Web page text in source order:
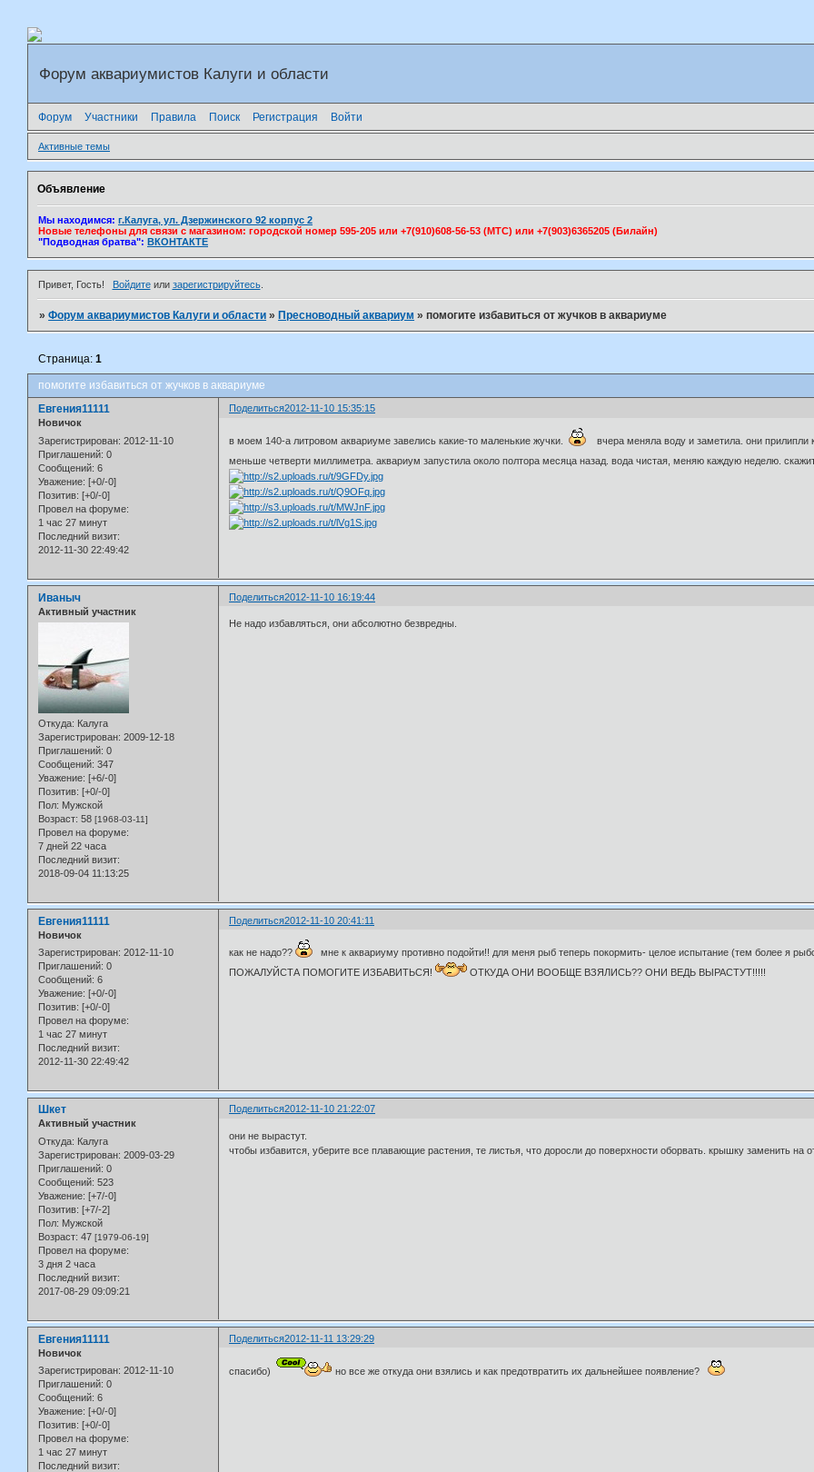
Форум аквариумистов Калуги и области
Форум Участники Правила Поиск Регистрация Войти
Активные темы
Объявление
Мы находимся: г.Калуга, ул. Дзержинского 92 корпус 2
Новые телефоны для связи с магазином: городской номер 595-205 или +7(910)608-56-53 (МТС) или +7(903)6365205 (Билайн)
"Подводная братва": ВКОНТАКТЕ
Привет, Гость! Войдитеили зарегистрируйтесь.
»Форум аквариумистов Калуги и области » Пресноводный аквариум »помогите избавиться от жучков в аквариуме
помогите избавиться от жучков в аквариуме
Страница:1
Поделиться2012-11-10 15:35:15
Евгения11111
Новичок
Зарегистрирован: 2012-11-10
Приглашений: 0
Сообщений: 6
Уважение: [+0/-0]
Позитив: [+0/-0]
Провел на форуме:
1 час 27 минут
Последний визит:
2012-11-30 22:49:42
в моем 140-а литровом аквариуме завелись какие-то маленькие жучки.
вчера меняла воду и заметила. они прилипли
меньше четверти миллиметра. аквариум запустила около полтора месяца назад. вода чистая, меняю каждую неделю.
Поделиться2012-11-10 16:19:44
Иваныч
Активный участник
Откуда: Калуга
Зарегистрирован: 2009-12-18
Приглашений: 0
Сообщений: 347
Уважение: [+6/-0]
Позитив: [+0/-0]
Пол: Мужской
Возраст: 58 [1968-03-11]
Провел на форуме:
7 дней 22 часа
Последний визит:
2018-09-04 11:13:25
Не надо избавляться, они абсолютно безвредны.
Поделиться2012-11-10 20:41:11
Евгения11111
Новичок
Зарегистрирован: 2012-11-10
Приглашений: 0
Сообщений: 6
Уважение: [+0/-0]
Позитив: [+0/-0]
Провел на форуме:
1 час 27 минут
Последний визит:
2012-11-30 22:49:42
как не надо??
мне к аквариуму противно подойти!! для меня рыб теперь покормить- целое испытание (тем более я
ПОЖАЛУЙСТА ПОМОГИТЕ ИЗБАВИТЬСЯ!
ОТКУДА ОНИ ВООБЩЕ ВЗЯЛИСЬ?? ОНИ ВЕДЬ ВЫРАСТУТ!!!!!
Поделиться2012-11-10 21:22:07
Шкет
Активный участник
Откуда: Калуга
Зарегистрирован: 2009-03-29
Приглашений: 0
Сообщений: 523
Уважение: [+7/-0]
Позитив: [+7/-2]
Пол: Мужской
Возраст: 47 [1979-06-19]
Провел на форуме:
3 дня 2 часа
Последний визит:
2017-08-29 09:09:21
они не вырастут.
чтобы избавится, уберите все плавающие растения, те листья, что доросли до поверхности оборвать. крышку заменить на
Поделиться2012-11-11 13:29:29
Евгения11111
Новичок
Зарегистрирован: 2012-11-10
Приглашений: 0
Сообщений: 6
Уважение: [+0/-0]
Позитив: [+0/-0]
Провел на форуме:
1 час 27 минут
Последний визит:
спасибо) но все же откуда они взялись и как предотвратить их дальнейшее появление?